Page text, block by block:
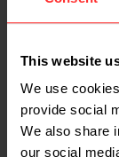
This website
We use
provide social
We also share
our social
RAVAS